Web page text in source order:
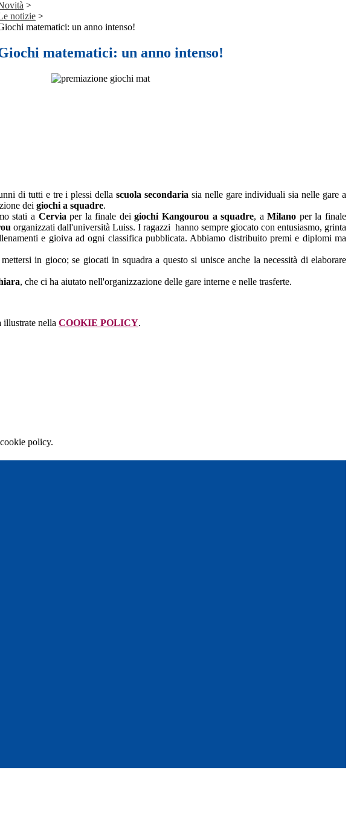
>
notizie >
matematici: un anno intenso!
matematici: un anno intenso!
di tutti e tre i plessi dellascuola secondaria sia nelle gare individuali sia nelle gare a
dei giochi a squadre.
stati a Cerviaper la finale deigiochi Kangourou a squadre, aMilano per la finale
organizzati dall'università Luiss. I ragazzi hanno sempre giocato con entusiasmo, grinta
e gioiva ad ogni classifica pubblicata. Abbiamo distribuito premi e diplomi ma
in gioco; se giocati in squadra a questo si unisce anche la necessità di elaborare
, che ci ha aiutato nell'organizzazione delle gare interne e nelle trasferte.
illustrate nella COOKIE POLICY.
policy.